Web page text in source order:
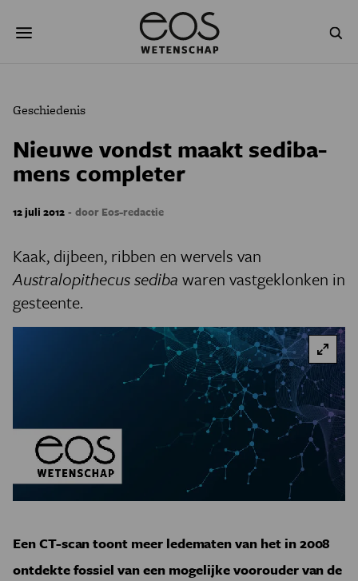
naar
NATUURWETENSCHAPPEN
PSYCHE & BREIN
PODCAST
JONGE UITDAGERS
Geschiedenis
Nieuwe vondst maakt sediba-
mens completer
12 juli 2012 - door Eos-redactie
Kaak, dijbeen, ribben en wervels van
Australopithecus sediba waren vastgeklonken in
gesteente.
Een CT-scan toont meer ledematen van het in 2008
ontdekte fossiel van een mogelijke voorouder van de